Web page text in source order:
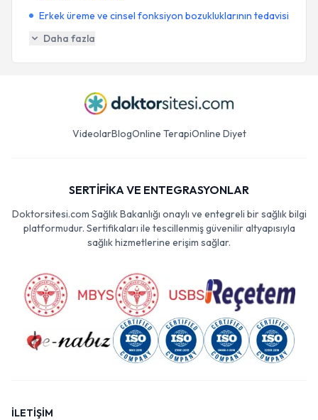
Erkek üreme ve cinsel fonksiyon bozukluklarının tedavisi
Daha fazla
VideolarBlogOnline TerapiOnline Diyet
SERTİFİKA VE ENTEGRASYONLAR
Doktorsitesi.com Sağlık Bakanlığı onaylı ve entegreli bir sağlık bilgi
platformudur. Sertifikaları ile tescillenmiş güvenilir altyapısıyla
sağlık hizmetlerine erişim sağlar.
İLETİŞİM